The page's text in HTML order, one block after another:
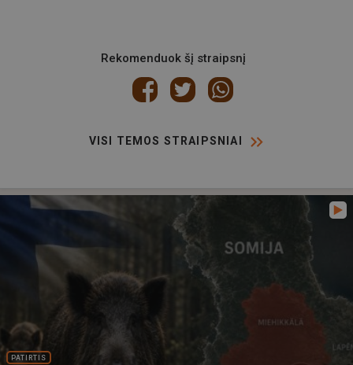
Rekomenduok šį straipsnį
VISI TEMOS STRAIPSNIAI
PATIRTIS